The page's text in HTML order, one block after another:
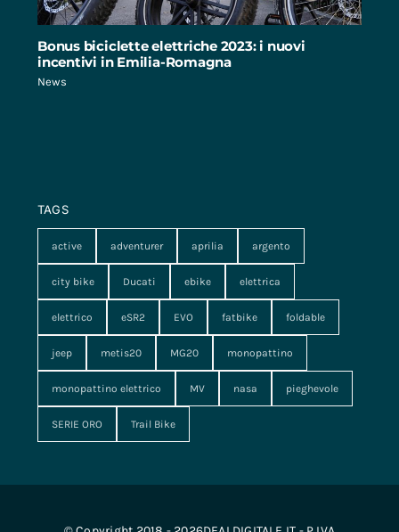
Bonus biciclette elettriche 2023: i nuovi
incentivi in Emilia-Romagna
News
TAGS
active adventurer aprilia argento
city bike Ducati ebike elettrica
elettrico eSR2 EVO fatbike foldable
jeep metis20 MG20 monopattino
monopattino elettrico MV nasa pieghevole
SERIE ORO Trail Bike